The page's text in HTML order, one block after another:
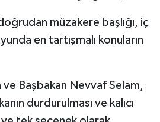
müzakere başlığı, iç
en tartışmalı konuların
ve Başbakan Nevvaf Selam,
durdurulması ve kalıcı